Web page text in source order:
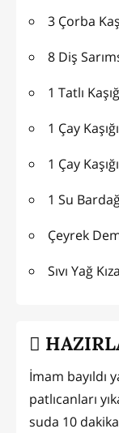
3 Çorba
8 Diş
1 Tatlı
1 Çay
1 Çay
1 Su
Çeyrek
Sıvı
İmam bayıldı
patlıcanları
suda 10